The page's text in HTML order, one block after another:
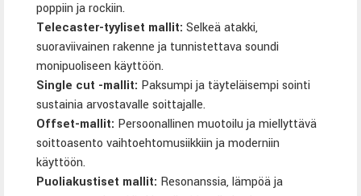
poppiin ja rockiin.
Telecaster-tyyliset mallit: Selkeä atakki,
suoraviivainen rakenne ja tunnistettava soundi
monipuoliseen käyttöön.
Single cut -mallit: Paksumpi ja täyteläisempi sointi
sustainia arvostavalle soittajalle.
Offset-mallit: Persoonallinen muotoilu ja miellyttävä
soittoasento vaihtoehtomusiikkiin ja moderniin
käyttöön.
Puoliakustiset mallit: Resonanssia, lämpöä ja